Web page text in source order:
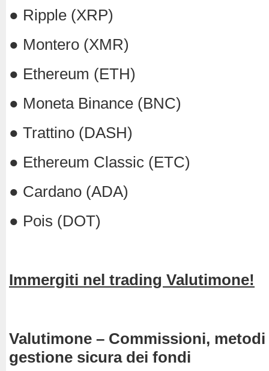
● Ripple (XRP)
● Montero (XMR)
● Ethereum (ETH)
● Moneta Binance (BNC)
● Trattino (DASH)
● Ethereum Classic (ETC)
● Cardano (ADA)
● Pois (DOT)
Immergiti nel trading Valutimone!
Valutimone – Commissioni,
gestione sicura dei fondi